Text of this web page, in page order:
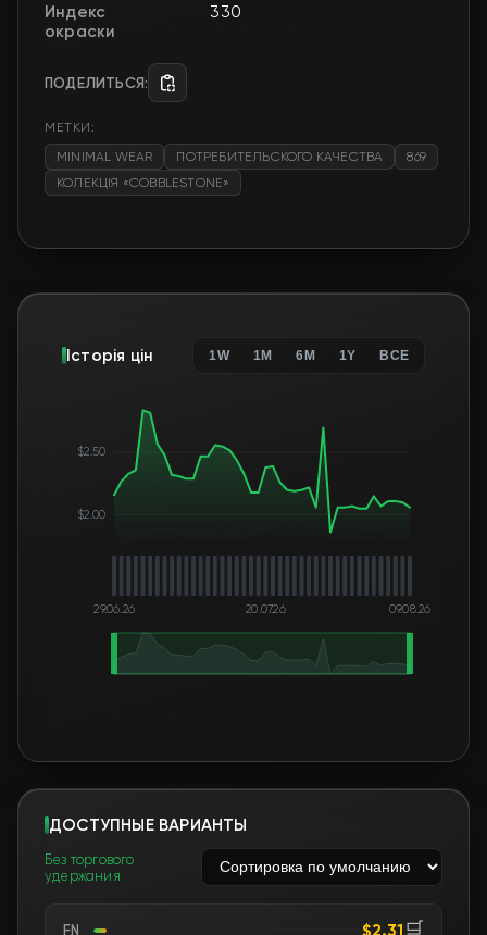
Индекс
окраски
330
ПОДЕЛИТЬСЯ:
МЕТКИ:
MINIMAL WEAR
ПОТРЕБИТЕЛЬСКОГО КАЧЕСТВА
869
КОЛЕКЦІЯ «COBBLESTONE»
Історія цін 1W 1M 6M 1Y ВСЕ
$2.00
$2.50
29.06.26 20.07.26 09.08.26
ДОСТУПНЫЕ ВАРИАНТЫ
Без торгового
удержания
FN $2.31